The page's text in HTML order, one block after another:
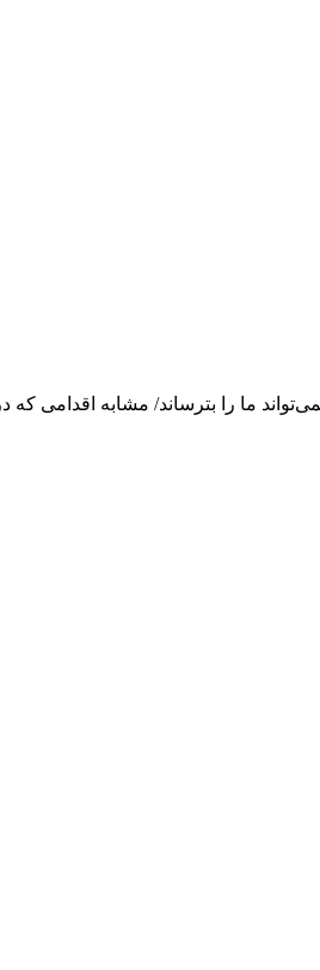
ما را بترساند/ مشابه اقدامی که